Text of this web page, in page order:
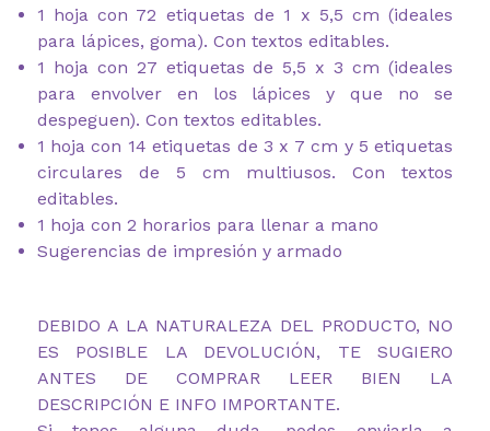
1 hoja con 72 etiquetas de 1 x 5,5 cm (ideales
para lápices, goma). Con textos editables.
1 hoja con 27 etiquetas de 5,5 x 3 cm (ideales
para envolver en los lápices y que no se
despeguen). Con textos editables.
1 hoja con 14 etiquetas de 3 x 7 cm y 5 etiquetas
circulares de 5 cm multiusos. Con textos
editables.
1 hoja con 2 horarios para llenar a mano
Sugerencias de impresión y armado
DEBIDO A LA NATURALEZA DEL PRODUCTO, NO
ES POSIBLE LA DEVOLUCIÓN, TE SUGIERO
ANTES DE COMPRAR LEER BIEN LA
DESCRIPCIÓN E INFO IMPORTANTE.